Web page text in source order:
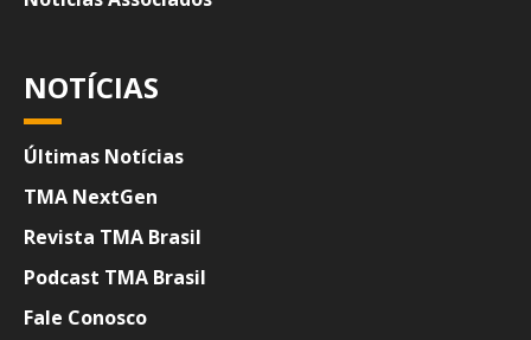
NOTÍCIAS
Últimas Notícias
TMA NextGen
Revista TMA Brasil
Podcast TMA Brasil
Fale Conosco